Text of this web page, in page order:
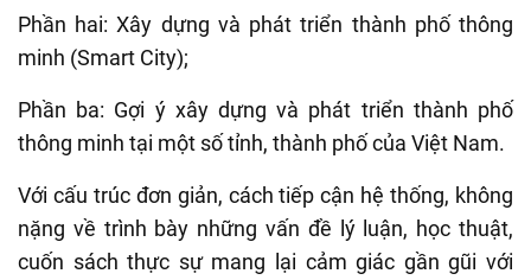
Phần hai: Xây dựng và phát triển thành phố thông
minh (Smart City);
Phần ba: Gợi ý xây dựng và phát triển thành phố
thông minh tại một số tỉnh, thành phố của Việt Nam.
Với cấu trúc đơn giản, cách tiếp cận hệ thống, không
nặng về trình bày những vấn đề lý luận, học thuật,
cuốn sách thực sự mang lại cảm giác gần gũi với